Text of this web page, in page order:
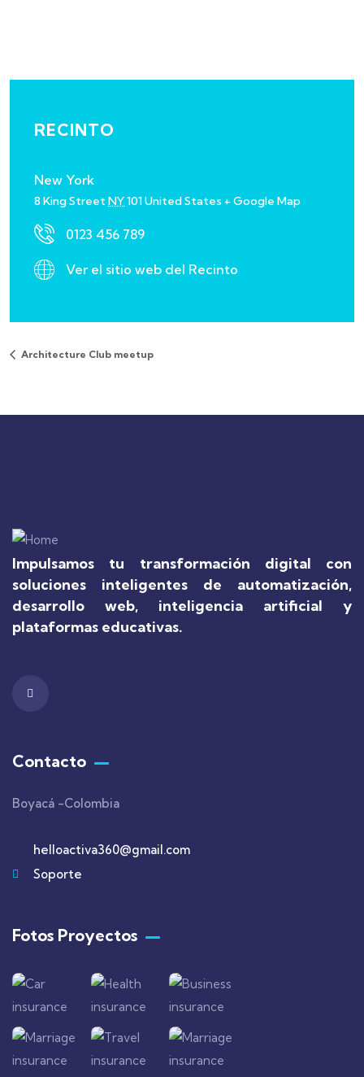
RECINTO
New York
8 King StreetNY101United States + Google Map
0123 456 789
Ver el sitio web del Recinto
Architecture Club meetup
Impulsamos tu transformación digital con
soluciones inteligentes de automatización,
desarrollo web, inteligencia artificial y
plataformas educativas.
Contacto
Boyacá -Colombia
helloactiva360@gmail.com
Soporte
Fotos Proyectos